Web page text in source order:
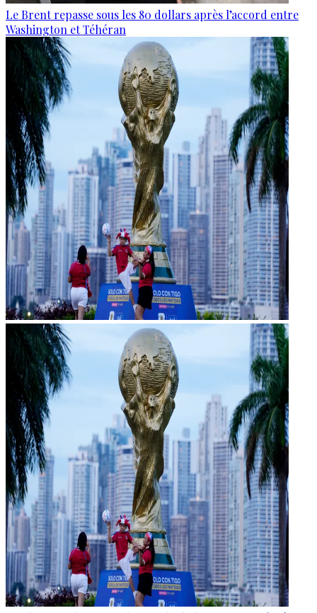
Le Brent repasse sous les 80 dollars après l’accord entre
Washington et Téhéran